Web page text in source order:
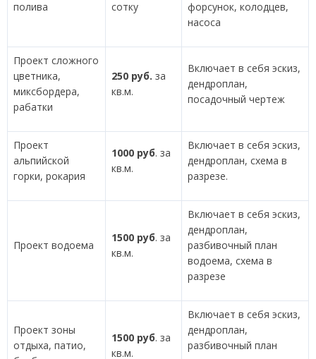
полива
сотку
форсунок, колодцев,
насоса
Проект сложного
цветника,
миксбордера,
рабатки
250 руб. за
кв.м.
Включает в себя эскиз,
дендроплан,
посадочный чертеж
Проект
альпийской
горки, рокария
1000 руб. за
кв.м.
Включает в себя эскиз,
дендроплан, схема в
разрезе.
Проект водоема
1500 руб. за
кв.м.
Включает в себя эскиз,
дендроплан,
разбивочный план
водоема, схема в
разрезе
Проект зоны
отдыха, патио,
1500 руб. за
кв.м.
Включает в себя эскиз,
дендроплан,
разбивочный план